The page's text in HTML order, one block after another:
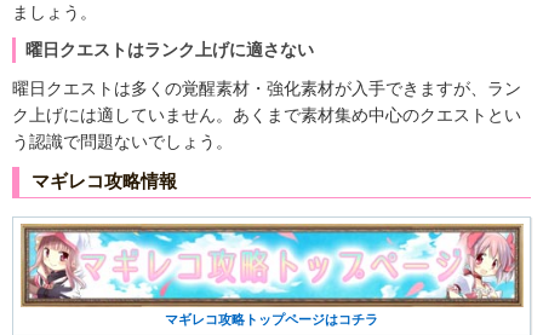
ましょう。
曜日クエストはランク上げに適さない
曜日クエストは多くの覚醒素材・強化素材が入手できますが、ラン
ク上げには適していません。あくまで素材集め中心のクエストとい
う認識で問題ないでしょう。
マギレコ攻略情報
マギレコ攻略トップページはコチラ